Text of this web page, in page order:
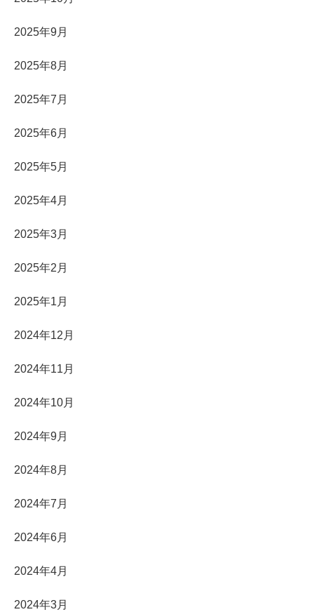
2025年9月
2025年8月
2025年7月
2025年6月
2025年5月
2025年4月
2025年3月
2025年2月
2025年1月
2024年12月
2024年11月
2024年10月
2024年9月
2024年8月
2024年7月
2024年6月
2024年4月
2024年3月